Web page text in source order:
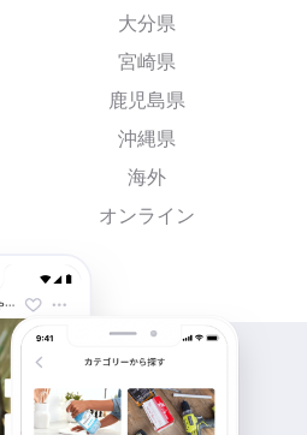
大分県
宮崎県
鹿児島県
沖縄県
海外
オンライン